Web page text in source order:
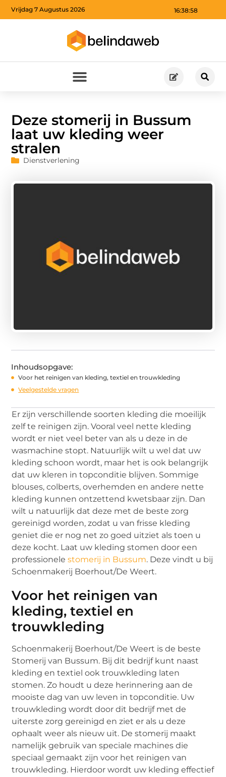
16:38:59
Vrijdag 7 Augustus 2026
Deze stomerij in Bussum
laat uw kleding weer
stralen
Dienstverlening
Inhoudsopgave:
Voor het reinigen van kleding, textiel en trouwkleding
Veelgestelde vragen
Er zijn verschillende soorten kleding die moeilijk
zelf te reinigen zijn. Vooral veel nette kleding
wordt er niet veel beter van als u deze in de
wasmachine stopt. Natuurlijk wilt u wel dat uw
kleding schoon wordt, maar het is ook belangrijk
dat uw kleren in topconditie blijven. Sommige
blouses, colberts, overhemden en andere nette
kleding kunnen ontzettend kwetsbaar zijn. Dan
wilt u natuurlijk dat deze met de beste zorg
gereinigd worden, zodat u van frisse kleding
geniet die er nog net zo goed uitziet als toen u
deze kocht. Laat uw kleding stomen door een
professionelestomerij in Bussum. Deze vindt u bij
Schoenmakerij Boerhout/De Weert.
Voor het reinigen van
kleding, textiel en
trouwkleding
Schoenmakerij Boerhout/De Weert is de beste
Stomerij van Bussum. Bij dit bedrijf kunt naast
kleding en textiel ook trouwkleding laten
stomen. Zo houdt u deze herinnering aan de
mooiste dag van uw leven in topconditie. Uw
trouwkleding wordt door dit bedrijf met de
uiterste zorg gereinigd en ziet er als u deze
ophaalt weer als nieuw uit. De stomerij maakt
namelijk gebruik van speciale machines die
speciaal gemaakt zijn voor het reinigen van
trouwkleding. Hierdoor wordt uw kleding effectief